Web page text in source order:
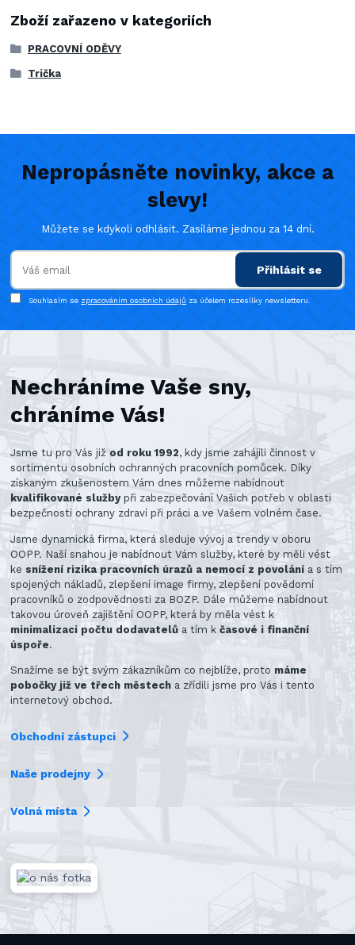
Zboží zařazeno v kategoriích
PRACOVNÍ ODĚVY
Trička
Nepropásněte novinky, akce a
slevy!
Můžete se kdykoli odhlásit. Zasíláme jednou za 14 dní.
Přihlásit se
Souhlasím se zpracováním osobních údajů za účelem rozesílky newsletteru.
Nechráníme Vaše sny,
chráníme Vás!
Jsme tu pro Vás již od roku 1992, kdy jsme zahájili činnost v
sortimentu osobních ochranných pracovních pomůcek. Díky
získaným zkušenostem Vám dnes můžeme nabídnout
kvalifikované službypři zabezpečování Vašich potřeb v oblasti
bezpečnosti ochrany zdraví při práci a ve Vašem volném čase.
Jsme dynamická firma, která sleduje vývoj a trendy v oboru
OOPP. Naší snahou je nabídnout Vám služby, které by měli vést
ke snížení rizika pracovních úrazů a nemocí z povolání a s tím
spojených nákladů, zlepšení image firmy, zlepšení povědomí
pracovníků o zodpovědnosti za BOZP. Dále můžeme nabídnout
takovou úroveň zajištění OOPP, která by měla vést k
minimalizaci počtu dodavatelů a tím kčasové i finanční
úspoře.
Snažíme se být svým zákazníkům co nejblíže, proto máme
pobočky již ve třech městech a zřídili jsme pro Vás i tento
internetový obchod.
Obchodní zástupci
Naše prodejny
Volná místa